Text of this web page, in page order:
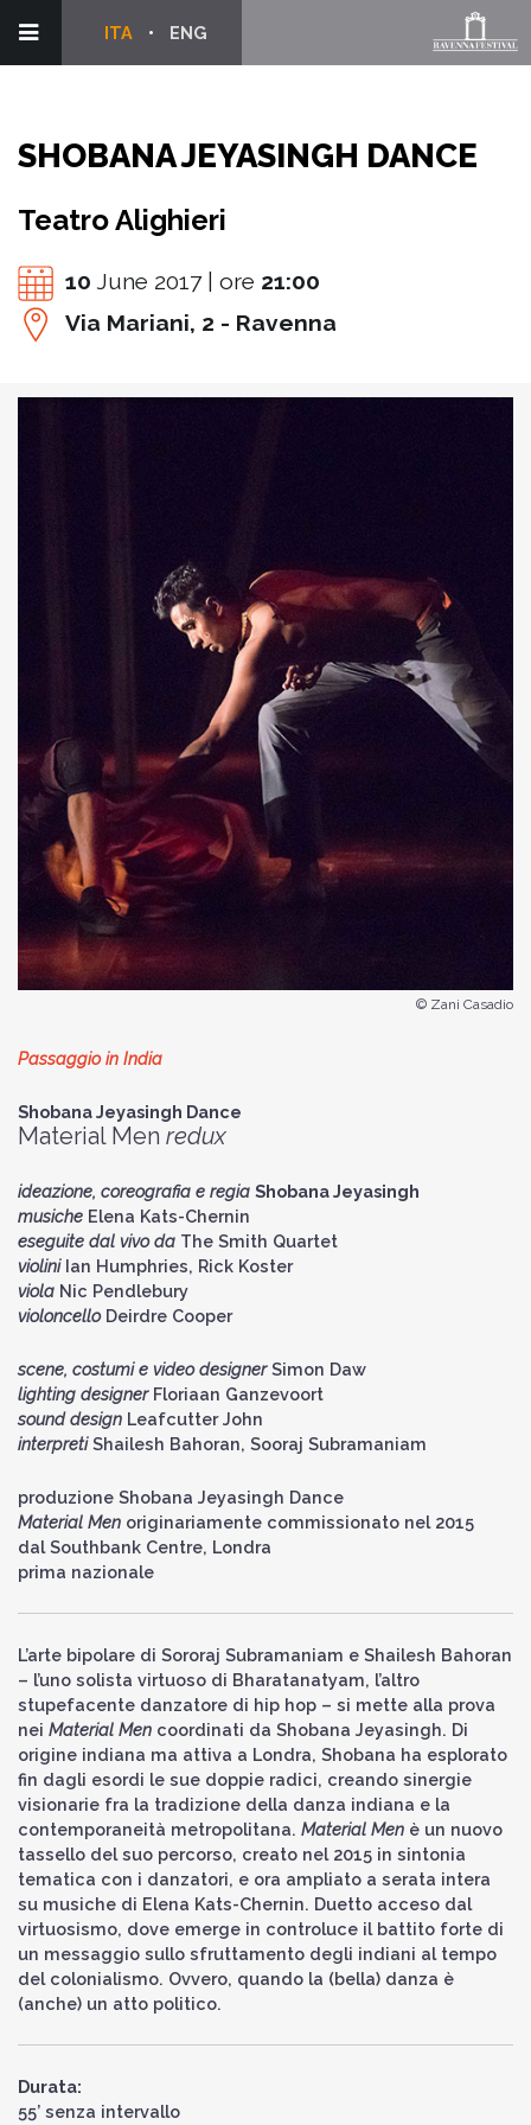
ENG
ITA
SHOBANA JEYASINGH DANCE
Teatro Alighieri
10 June 2017 | ore 21:00
Via Mariani, 2 - Ravenna
© Zani Casadio
Passaggio in India
Shobana Jeyasingh Dance
Material Men redux
ideazione, coreografia e regia Shobana Jeyasingh
musiche Elena Kats-Chernin
eseguite dal vivo da The Smith Quartet
violini Ian Humphries, Rick Koster
viola Nic Pendlebury
violoncelloDeirdre Cooper
scene, costumi e video designerSimon Daw
lighting designer Floriaan Ganzevoort
sound design Leafcutter John
interpretiShailesh Bahoran, Sooraj Subramaniam
produzione Shobana Jeyasingh Dance
Material Men originariamente commissionato nel 2015
dal Southbank Centre, Londra
prima nazionale
L’arte bipolare di Sororaj Subramaniam e Shailesh Bahoran
– l’uno solista virtuoso di Bharatanatyam, l’altro
stupefacente danzatore di hip hop – si mette alla prova
nei Material Men coordinati da Shobana Jeyasingh. Di
origine indiana ma attiva a Londra, Shobana ha esplorato
fin dagli esordi le sue doppie radici, creando sinergie
visionarie fra la tradizione della danza indiana e la
contemporaneità metropolitana. Material Men è un nuovo
tassello del suo percorso, creato nel 2015 in sintonia
tematica con i danzatori, e ora ampliato a serata intera
su musiche di Elena Kats-Chernin. Duetto acceso dal
virtuosismo, dove emerge in controluce il battito forte di
un messaggio sullo sfruttamento degli indiani al tempo
del colonialismo. Ovvero, quando la (bella) danza è
(anche) un atto politico.
Durata:
55’ senza intervallo